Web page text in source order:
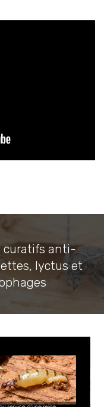
curatifs anti-
lyctus et